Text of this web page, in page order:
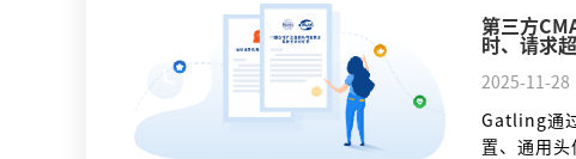
第三方
时、请求
2025-11-28
Gatling通
置、通用